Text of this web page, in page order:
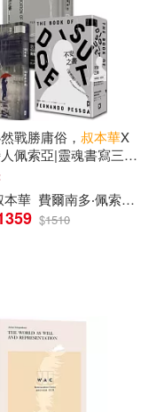
戰勝庸俗， 叔本華X
佩索亞|靈魂書寫三重
通行證+不安之書+自
(3冊套書)
本華 費爾南多‧佩索亞
$1510